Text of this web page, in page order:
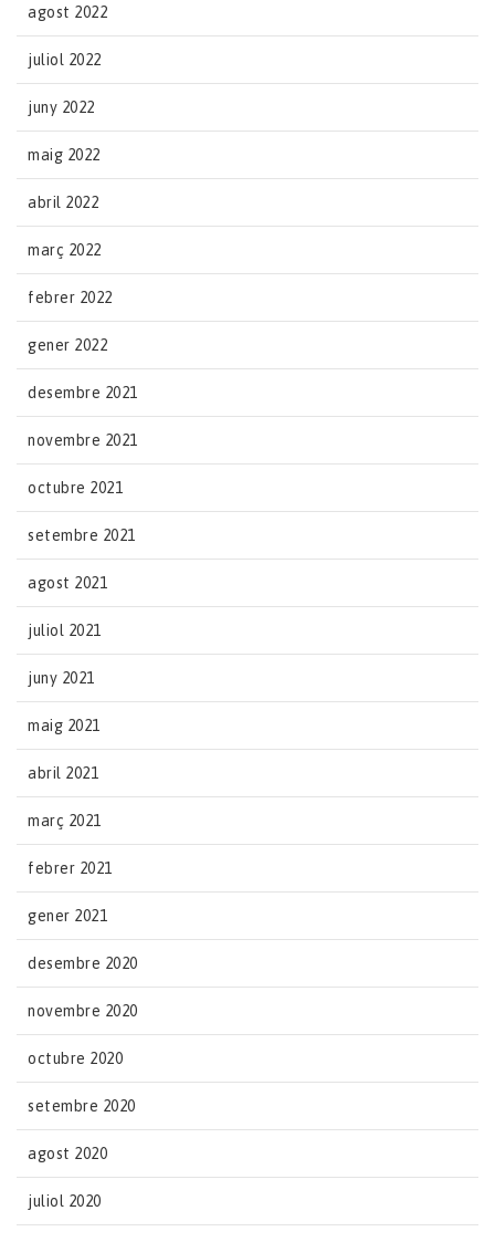
agost 2022
juliol 2022
juny 2022
maig 2022
abril 2022
març 2022
febrer 2022
gener 2022
desembre 2021
novembre 2021
octubre 2021
setembre 2021
agost 2021
juliol 2021
juny 2021
maig 2021
abril 2021
març 2021
febrer 2021
gener 2021
desembre 2020
novembre 2020
octubre 2020
setembre 2020
agost 2020
juliol 2020